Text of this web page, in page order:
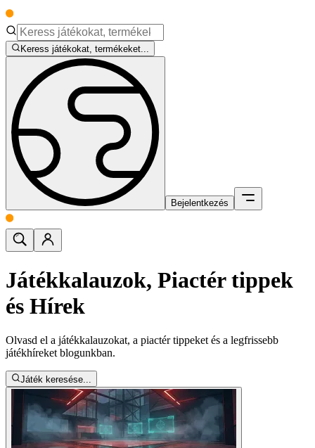
Keress játékokat, termékeket...
Bejelentkezés
Játékkalauzok, Piactér tippek
és Hírek
Olvasd el a játékkalauzokat, a piactér tippeket és a legfrissebb
játékhíreket blogunkban.
Játék keresése...